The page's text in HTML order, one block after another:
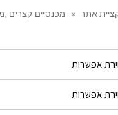
אתר » מכנסיים קצרים